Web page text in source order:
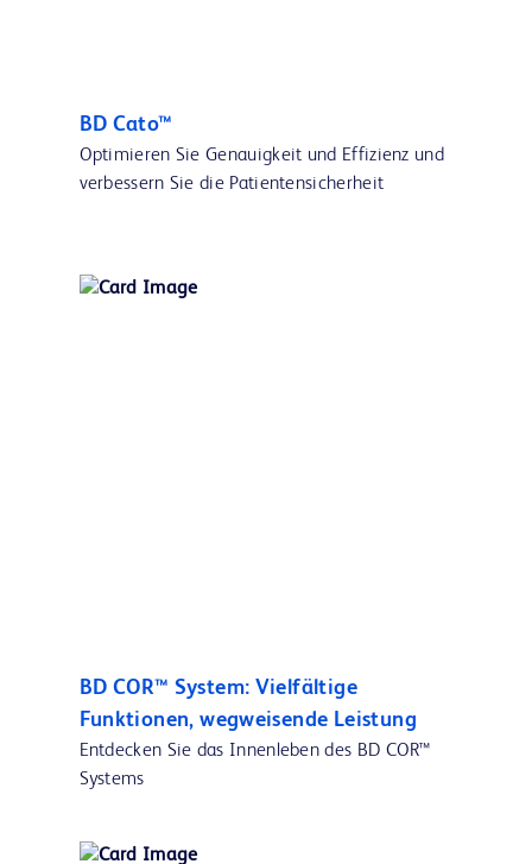
BD Cato™
Optimieren Sie Genauigkeit und Effizienz und
verbessern Sie die Patientensicherheit
BD COR™ System: Vielfältige
Funktionen, wegweisende Leistung
Entdecken Sie das Innenleben des BD COR™
Systems